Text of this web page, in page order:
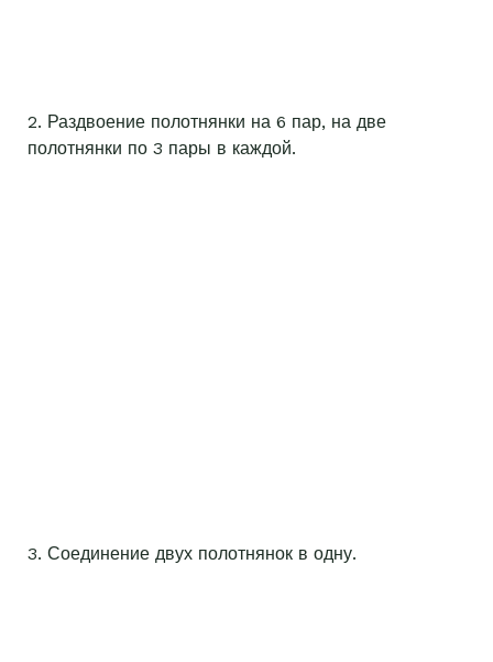
2. Раздвоение полотнянки на 6 пар, на две
полотнянки по 3 пары в каждой.
3. Соединение двух полотнянок в одну.